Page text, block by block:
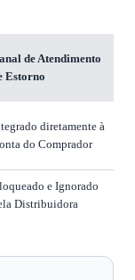
de Atendimento
Estorno
diretamente à
do Comprador
e Ignorado
Distribuidora